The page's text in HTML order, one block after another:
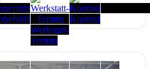
Werkstatt-
Termin
Kontakt